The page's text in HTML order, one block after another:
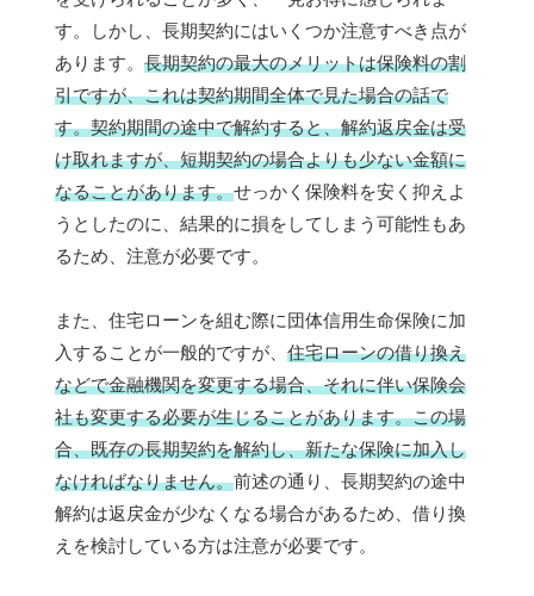
す。しかし、長期契約にはいくつか注意すべき点が
あります。 長期契約の最大のメリットは保険料の割
引ですが、これは契約期間全体で見た場合の話で
す。契約期間の途中で解約すると、解約返戻金は受
け取れますが、短期契約の場合よりも少ない金額に
なることがあります。せっかく保険料を安く抑えよ
うとしたのに、結果的に損をしてしまう可能性もあ
るため、注意が必要です。
また、住宅ローンを組む際に団体信用生命保険に加
入することが一般的ですが、 住宅ローンの借り換え
などで金融機関を変更する場合、それに伴い保険会
社も変更する必要が生じることがあります。この場
合、既存の長期契約を解約し、新たな保険に加入し
なければなりません。前述の通り、長期契約の途中
解約は返戻金が少なくなる場合があるため、借り換
えを検討している方は注意が必要です。